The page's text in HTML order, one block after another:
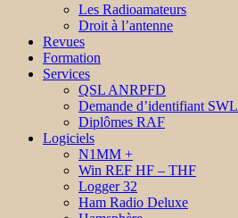
Les Radioamateurs
Droit à l’antenne
Revues
Formation
Services
QSL ANRPFD
Demande d’identifiant SWL
Diplômes RAF
Logiciels
N1MM +
Win REF HF – THF
Logger 32
Ham Radio Deluxe